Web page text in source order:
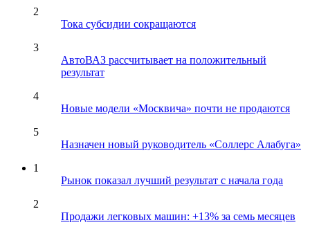
2
Тока субсидии сокращаются
3
АвтоВАЗ рассчитывает на положительный
результат
4
Новые модели «Москвича» почти не продаются
5
Назначен новый руководитель «Соллерс Алабуга»
1
Рынок показал лучший результат с начала года
2
Продажи легковых машин: +13% за семь месяцев